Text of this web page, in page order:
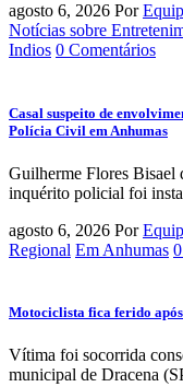
agosto 6, 2026 Por
Notícias sobre
Indios 0 Comentários
Casal suspeito de
Polícia Civil em Anhumas
Guilherme Flores Bisael
inquérito policial foi
agosto 6, 2026 Por
Regional Em Anhumas
Motociclista fica ferido
Vítima foi socorrida
municipal de Dracena